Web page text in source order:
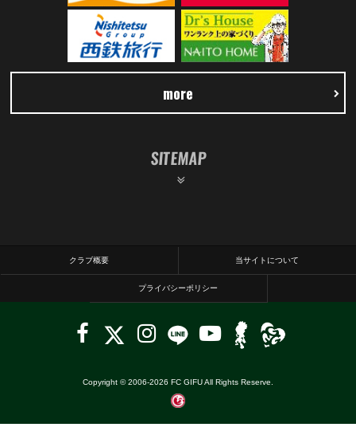
more
SITEMAP
クラブ概要 当サイトについて
プライバシーポリシー
Copyright © 2006-2026 FC GIFU All Rights Reserve.